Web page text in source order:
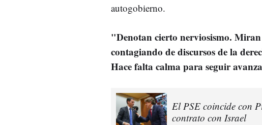
autogobierno.
"Denotan cierto nerviosismo. Miran
contagiando de discursos de la
Hace falta calma para seguir
El PSE coincide con
contrato con Israel